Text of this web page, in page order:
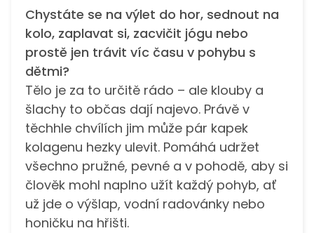
Chystáte se na výlet do hor, sednout na
kolo, zaplavat si, zacvičit jógu nebo
prostě jen trávit víc času v pohybu s
dětmi?
Tělo je za to určitě rádo – ale klouby a
šlachy to občas dají najevo. Právě v
těchhle chvílích jim může pár kapek
kolagenu hezky ulevit. Pomáhá udržet
všechno pružné, pevné a v pohodě, aby si
člověk mohl naplno užít každý pohyb, ať
už jde o výšlap, vodní radovánky nebo
honičku na hřišti.